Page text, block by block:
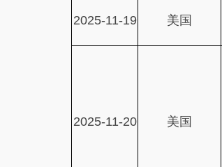
2025-11-19 美国
2025-11-20 美国